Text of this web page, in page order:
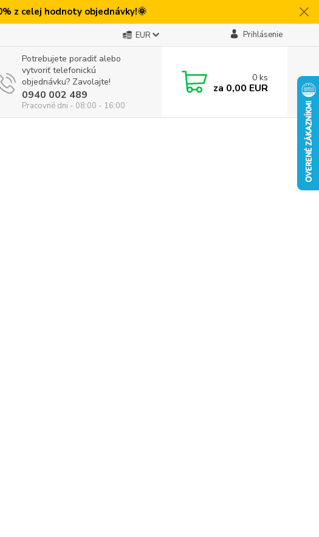
z celej hodnoty objednávky!🌞
EUR Prihlásenie
Potrebujete poradiť alebo
vytvoriť telefonickú
objednávku? Zavolajte!
0940 002 489
Pracovné dni - 08:00 - 16:00
0 ks
za 0,00 EUR